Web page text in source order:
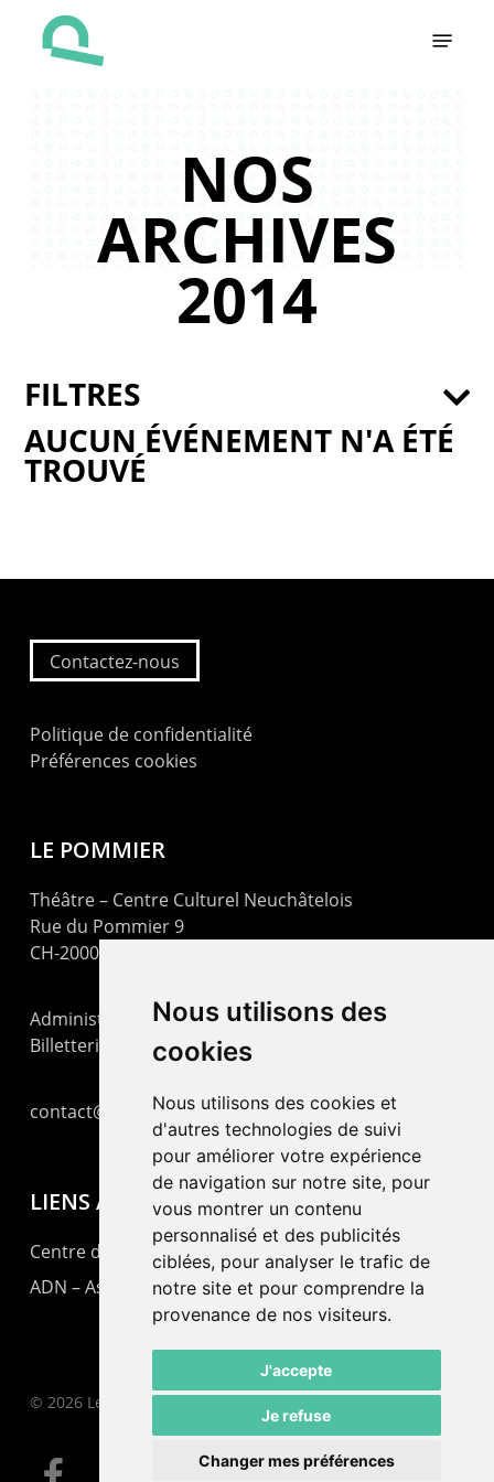
Nous utilisons des
cookies
Nous utilisons des cookies et
d'autres technologies de suivi
pour améliorer votre expérience
de navigation sur notre site, pour
vous montrer un contenu
personnalisé et des publicités
ciblées, pour analyser le trafic de
notre site et pour comprendre la
provenance de nos visiteurs.
J'accepte
Je refuse
Changer mes préférences
NOS
ARCHIVES
2014
AUCUN ÉVÉNEMENT N'A ÉTÉ
TROUVÉ
FILTRES
Contactez-nous
Politique de confidentialité
Préférences cookies
LE POMMIER
Théâtre – Centre Culturel Neuchâtelois
Rue du Pommier 9
CH-2000 Neuchâtel
Administration : +41 32 725 03 03
Billetterie : +41 32 725 05 05
contact@lepommier.ch
LIENS AMIS
Centre de culture ABC
ADN – Association Danse Neuchâtel
© 2026 Le Pommier.
facebook email